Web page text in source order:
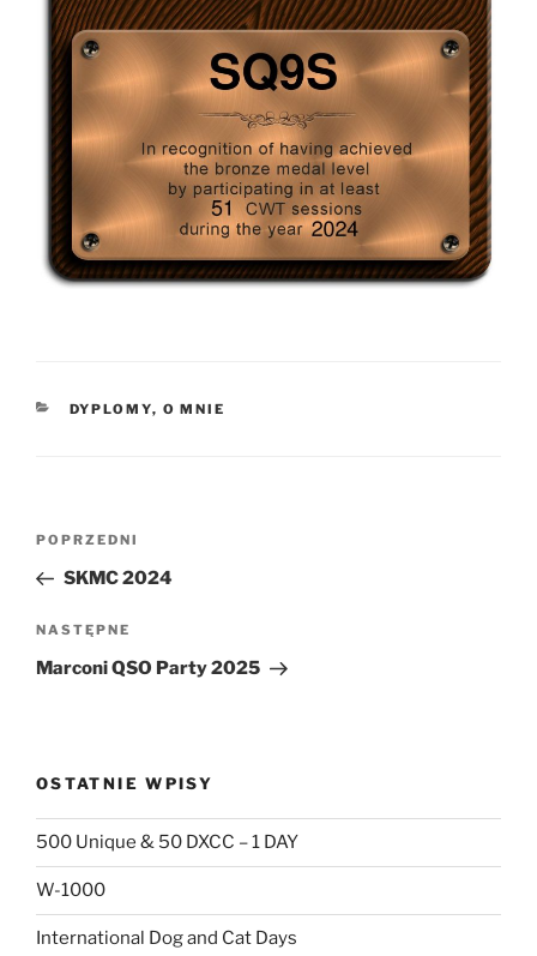
KATEGORIE
DYPLOMY, O MNIE
Nawigacja
Poprzedni
wpis
POPRZEDNI
SKMC 2024
Następny
wpis
NASTĘPNE
Marconi QSO Party 2025
OSTATNIE WPISY
500 Unique & 50 DXCC – 1 DAY
W-1000
International Dog and Cat Days